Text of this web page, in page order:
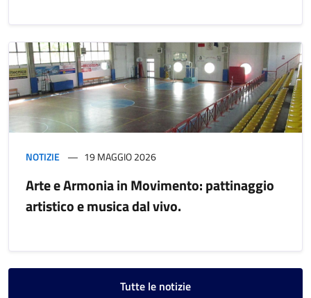
NOTIZIE 19 MAGGIO 2026
Arte e Armonia in Movimento: pattinaggio
artistico e musica dal vivo.
Tutte le notizie